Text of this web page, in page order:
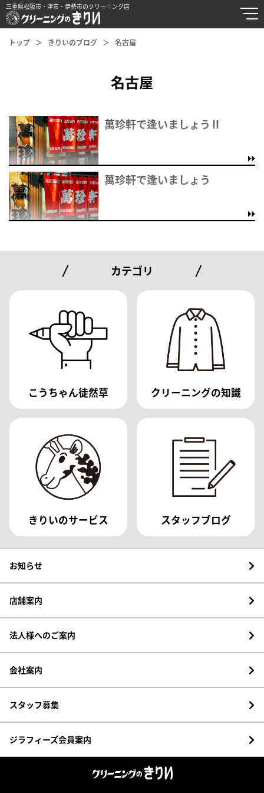
三重県松阪市・津市・伊勢市のクリーニング店
トップ きりいのブログ 名古屋
名古屋
萬珍軒で逢いましょうⅡ
萬珍軒で逢いましょう
カテゴリ
こうちゃん徒然草 クリーニングの知識
きりいのサービス スタッフブログ
お知らせ
店舗案内
法人様へのご案内
会社案内
スタッフ募集
ジラフィーズ会員案内